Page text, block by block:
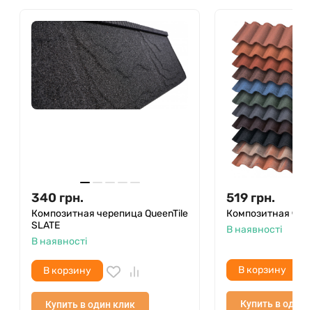
340 грн.
Композитная черепица QueenTile
SLATE
В наявності
В корзину
Купить в один клик
519 грн.
Композитная
В наявності
В корзину
Купить в один